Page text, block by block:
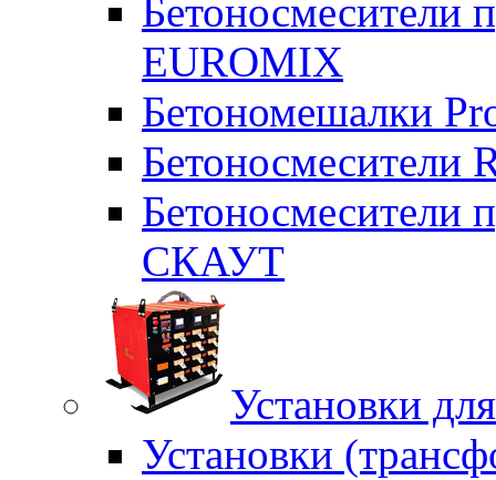
Бетоносмесители
EUROMIX
Бетономешалки
Бетоносмесители
Бетоносмесители
СКАУТ
Установки
Установки